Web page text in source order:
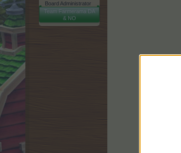
Board Administrator
Team Farmerama DA
& NO